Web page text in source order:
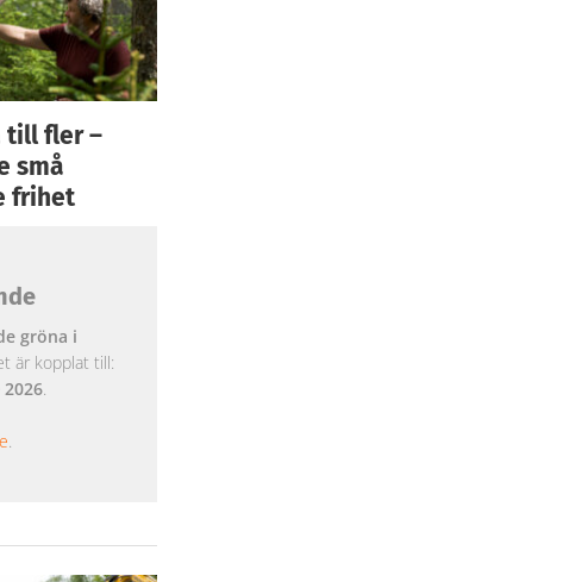
till fler –
små
frihet
gröna i
är kopplat till:
.
.